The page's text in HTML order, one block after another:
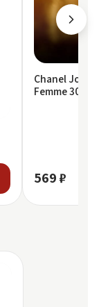
Chanel
Femme 30 ml
569 ₽